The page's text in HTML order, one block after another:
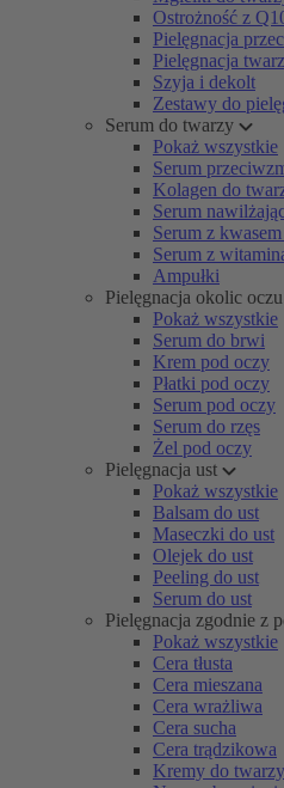
Ostrożność z
Pielęgnacja
Pielęgnacja
Szyja i dekolt
Zestawy do
Serum do twarzy
Pokaż wszystkie
Serum
Kolagen do
Serum
Serum z
Serum z
Ampułki
Pielęgnacja okolic oczu
Pokaż wszystkie
Serum do brwi
Krem pod oczy
Płatki pod oczy
Serum pod oczy
Serum do rzęs
Żel pod oczy
Pielęgnacja ust
Pokaż wszystkie
Balsam do ust
Maseczki do ust
Olejek do ust
Peeling do ust
Serum do ust
Pielęgnacja zgodnie z
Pokaż wszystkie
Cera tłusta
Cera mieszana
Cera wrażliwa
Cera sucha
Cera trądzikowa
Kremy do